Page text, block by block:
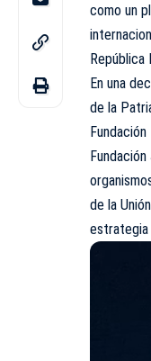
como un
República
En una
de la
de la
estrategia